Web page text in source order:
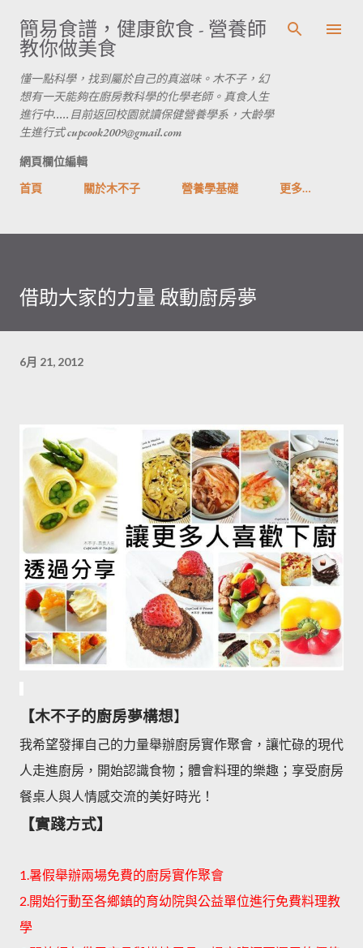
跳到主要內容
簡易食譜，健康飲食 - 營養師
教你做美食
懂一點科學，找到屬於自己的真滋味。木不子，幻
想有一天能夠在廚房教科學的化學老師。真食人生
進行中.....目前返回校園就讀保健營養學系，大齡學
生進行式 cupcook2009@gmail.com
網頁欄位編輯
首頁
關於木不子 營養學基礎 更多…
借助大家的力量 啟動廚房夢
6月 21, 2012
【木不子的廚房夢構想】
我希望發揮自己的力量舉辦廚房實作聚會，讓忙碌的現代
人走進廚房，開始認識食物；體會料理的樂趣；享受廚房
餐桌人與人情感交流的美好時光！
【實踐方式】
1.暑假舉辦兩場免費的廚房實作聚會
2.開始行動至各鄉鎮的育幼院與公益單位進行免費料理教
學